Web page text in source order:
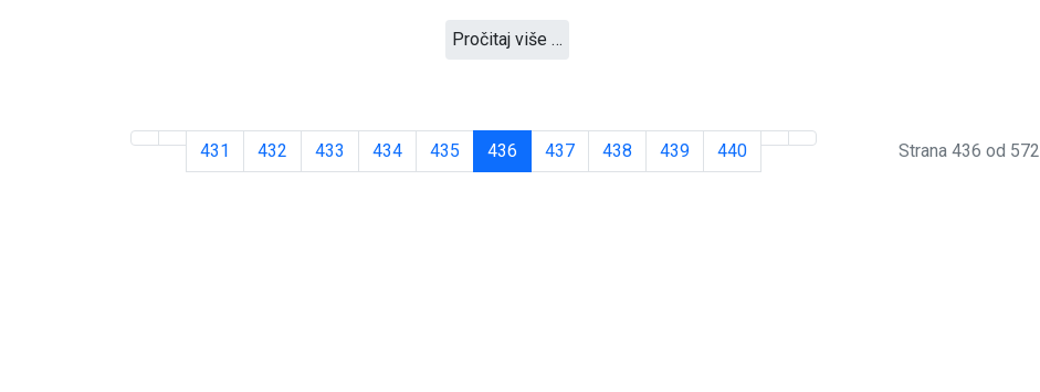
Pročitaj više …
431 432 433 434 435 436 437 438 439 440 Strana 436 od 572